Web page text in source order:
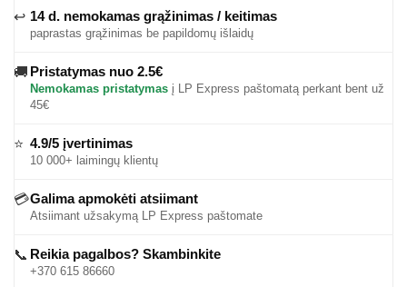
↩ 14 d. nemokamas grąžinimas / keitimas
paprastas grąžinimas be papildomų išlaidų
🚚 Pristatymas nuo 2.5€
Nemokamas pristatymas į LP Express paštomatą perkant bent už
45€
⭐ 4.9/5 įvertinimas
10 000+ laimingų klientų
💳Galima apmokėti atsiimant
Atsiimant užsakymą LP Express paštomate
📞 Reikia pagalbos? Skambinkite
+370 615 86660